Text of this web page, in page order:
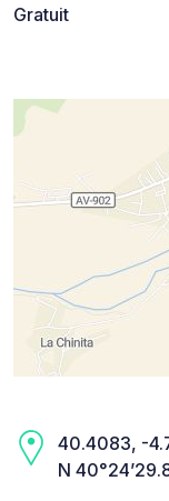
Gratuit
40.4083, -
N